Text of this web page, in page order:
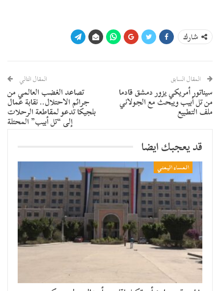
شارك
المقال السابق
سيناتور أمريكي يزور دمشق قادما
من تل أبيب ويبحث مع الجولاني
ملف التطبيع
المقال التالي
تصاعد الغضب العالمي من
جرائم الاحتلال.. نقابة عمال
بلجيكا تدعو لمقاطعة الرحلات
إلى “تل أبيب” المحتلة
قد يعجبك ايضا
المساء اليمني